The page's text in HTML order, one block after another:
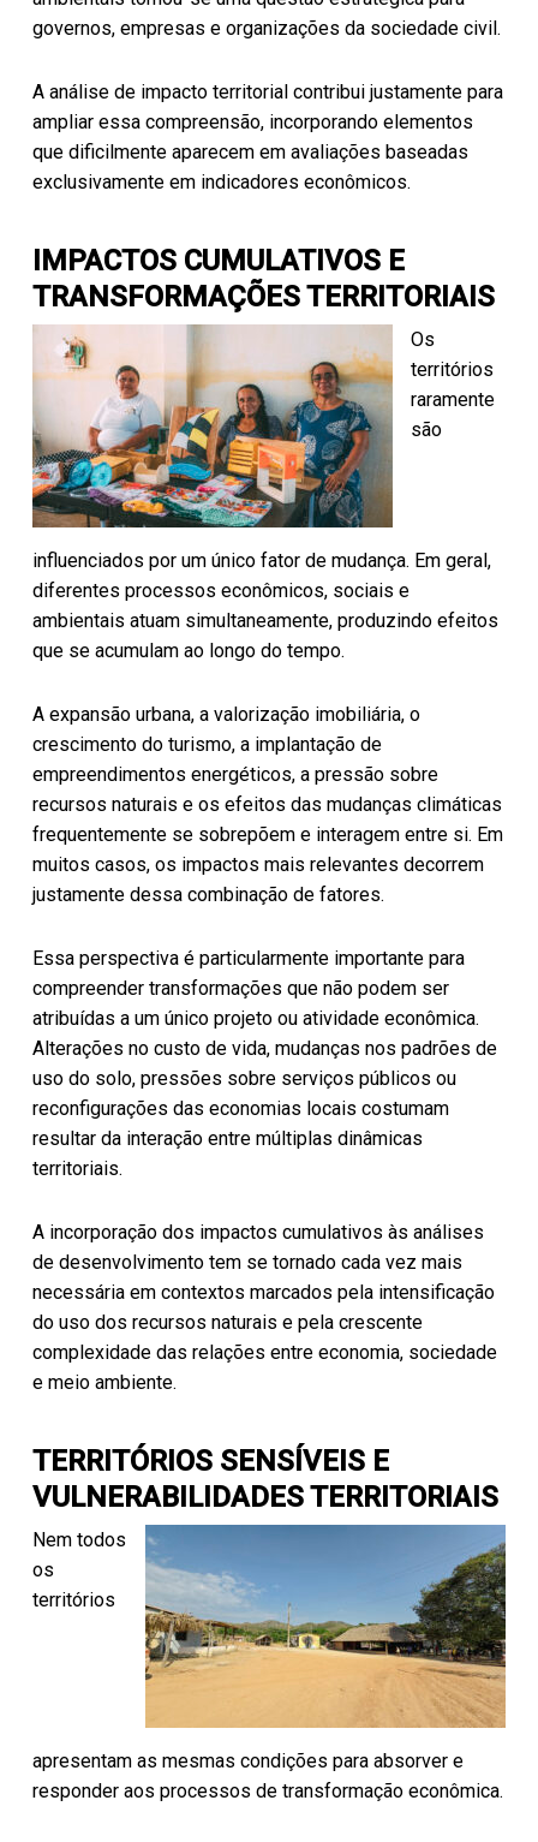
governos, empresas e organizações da sociedade civil.
A análise de impacto territorial contribui justamente para
ampliar essa compreensão, incorporando elementos
que dificilmente aparecem em avaliações baseadas
exclusivamente em indicadores econômicos.
IMPACTOS CUMULATIVOS E
TRANSFORMAÇÕES TERRITORIAIS
Os
territórios
raramente
são
influenciados por um único fator de mudança. Em geral,
diferentes processos econômicos, sociais e
ambientais atuam simultaneamente, produzindo efeitos
que se acumulam ao longo do tempo.
A expansão urbana, a valorização imobiliária, o
crescimento do turismo, a implantação de
empreendimentos energéticos, a pressão sobre
recursos naturais e os efeitos das mudanças climáticas
frequentemente se sobrepõem e interagem entre si. Em
muitos casos, os impactos mais relevantes decorrem
justamente dessa combinação de fatores.
Essa perspectiva é particularmente importante para
compreender transformações que não podem ser
atribuídas a um único projeto ou atividade econômica.
Alterações no custo de vida, mudanças nos padrões de
uso do solo, pressões sobre serviços públicos ou
reconfigurações das economias locais costumam
resultar da interação entre múltiplas dinâmicas
territoriais.
A incorporação dos impactos cumulativos às análises
de desenvolvimento tem se tornado cada vez mais
necessária em contextos marcados pela intensificação
do uso dos recursos naturais e pela crescente
complexidade das relações entre economia, sociedade
e meio ambiente.
TERRITÓRIOS SENSÍVEIS E
VULNERABILIDADES TERRITORIAIS
Nem todos
os
territórios
apresentam as mesmas condições para absorver e
responder aos processos de transformação econômica.